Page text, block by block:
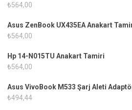
₺564,00
Asus ZenBook UX435EA Anakart
₺564,00
Hp 14-N015TU Anakart Tamiri
₺564,00
Asus VivoBook M533 Şarj Aleti
₺494,44